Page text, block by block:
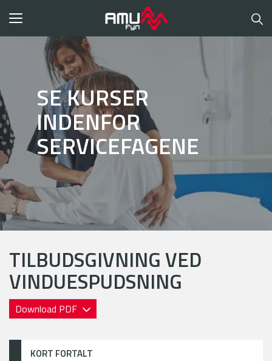
Toggle
SE KURSER
INDENFOR
SERVICEFAGENE
TILBUDSGIVNING VED
VINDUESPUDSNING
Download PDF
KORT FORTALT